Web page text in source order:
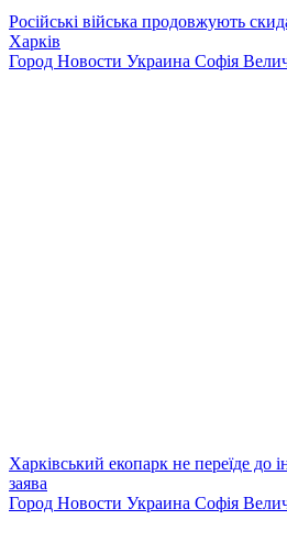
Російські війська продовжують
Харків
Город Новости Украина Софія
Харківський екопарк не переїде до
заява
Город Новости Украина Софія